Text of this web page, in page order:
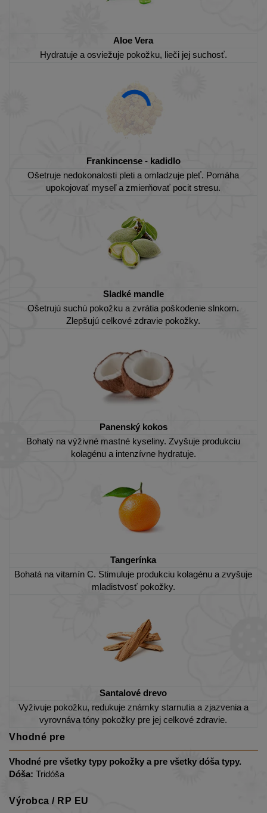
Aloe Vera
Hydratuje a osviežuje pokožku, lieči jej suchosť.
Frankincense - kadidlo
Ošetruje nedokonalosti pleti a omladzuje pleť. Pomáha
upokojovať myseľ a zmierňovať pocit stresu.
Sladké mandle
Ošetrujú suchú pokožku a zvrátia poškodenie slnkom.
Zlepšujú celkové zdravie pokožky.
Panenský kokos
Bohatý na výživné mastné kyseliny. Zvyšuje produkciu
kolagénu a intenzívne hydratuje.
Tangerínka
Bohatá na vitamín C. Stimuluje produkciu kolagénu a zvyšuje
mladistvosť pokožky.
Santalové drevo
Vyživuje pokožku, redukuje známky starnutia a zjazvenia a
vyrovnáva tóny pokožky pre jej celkové zdravie.
Vhodné pre
Vhodné pre všetky typy pokožky a pre všetky dóša typy.
Dóša: Tridóša
Výrobca / RP EU